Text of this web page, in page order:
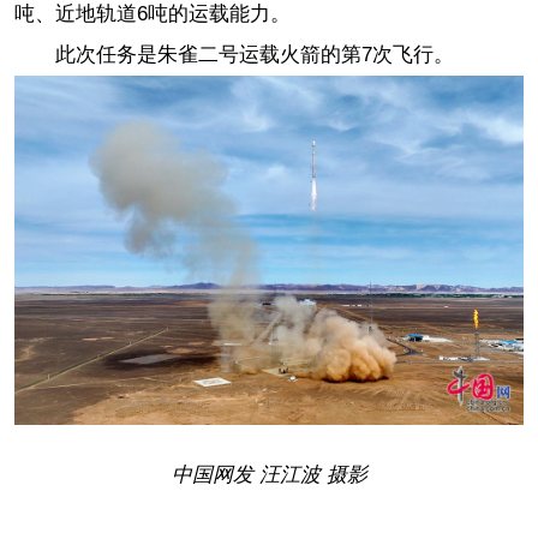
吨、近地轨道6吨的运载能力。
此次任务是朱雀二号运载火箭的第7次飞行。
中国网发 汪江波 摄影